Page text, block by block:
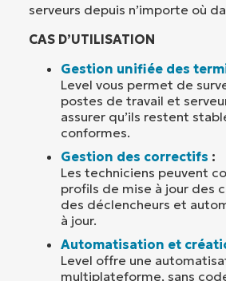
serveurs depuis n’importe où
CAS D’UTILISATION
Gestion unifiée des
Level vous permet de
postes de travail et
assurer qu’ils restent
conformes.
Gestion des correctifs :
Les techniciens peuvent
profils de mise à jour des
des déclencheurs et
à jour.
Automatisation et
Level offre une
multiplateforme, sans